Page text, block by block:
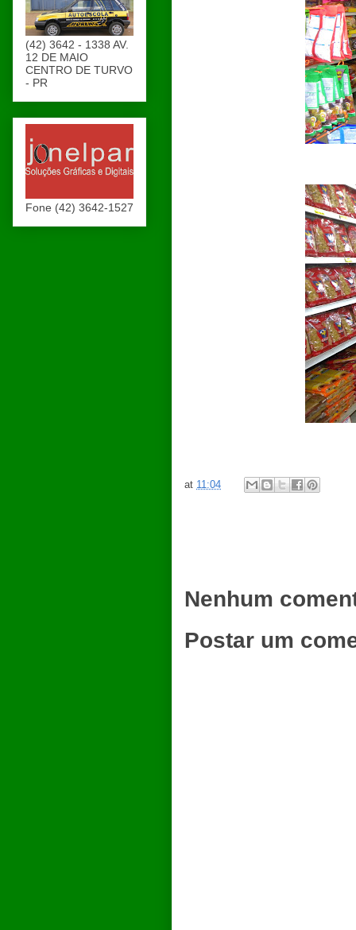
at 11:04
Nenhum
Postar um
(42) 3642 - 1338 AV.
12 DE MAIO
CENTRO DE TURVO
- PR
Fone (42) 3642-1527